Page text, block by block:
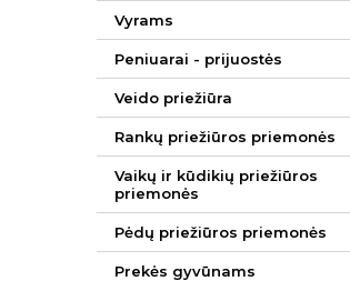
Vyrams
Peniuarai - prijuostės
Veido priežiūra
Rankų priežiūros priemonės
Vaikų ir kūdikių priežiūros
priemonės
Pėdų priežiūros priemonės
Prekės gyvūnams